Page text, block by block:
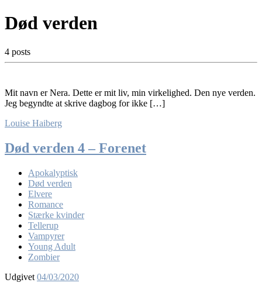
Død verden
4 posts
Mit navn er Nera. Dette er mit liv, min virkelighed. Den nye verden.
Jeg begyndte at skrive dagbog for ikke […]
Louise Haiberg
Død verden 4 – Forenet
Apokalyptisk
Død verden
Elvere
Romance
Stærke kvinder
Tellerup
Vampyrer
Young Adult
Zombier
Udgivet 04/03/2020